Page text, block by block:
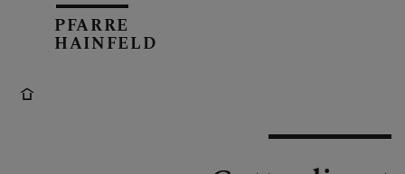
AKTUELL
PFARRE
HAINFELD